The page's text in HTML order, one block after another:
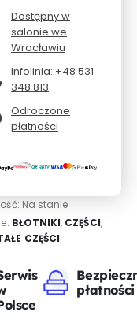
Dostępny w
salonie we
Wrocławiu
Infolinia: +48 531
348 813
Odroczone
płatności
Na stanie
BŁOTNIKI, CZĘŚCI,
CZĘŚCI
płatności